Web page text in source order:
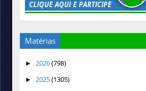
Matérias
► 2026(798)
► 2025(1305)